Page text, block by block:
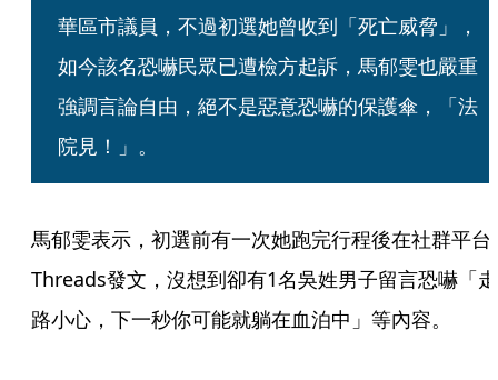
華區市議員，不過初選她曾收到「死亡威脅」，
如今該名恐嚇民眾已遭檢方起訴，馬郁雯也嚴重
強調言論自由，絕不是惡意恐嚇的保護傘，「法
院見！」。
馬郁雯表示，初選前有一次她跑完行程後在社群平台
Threads發文，沒想到卻有1名吳姓男子留言恐嚇「走
路小心，下一秒你可能就躺在血泊中」等內容。